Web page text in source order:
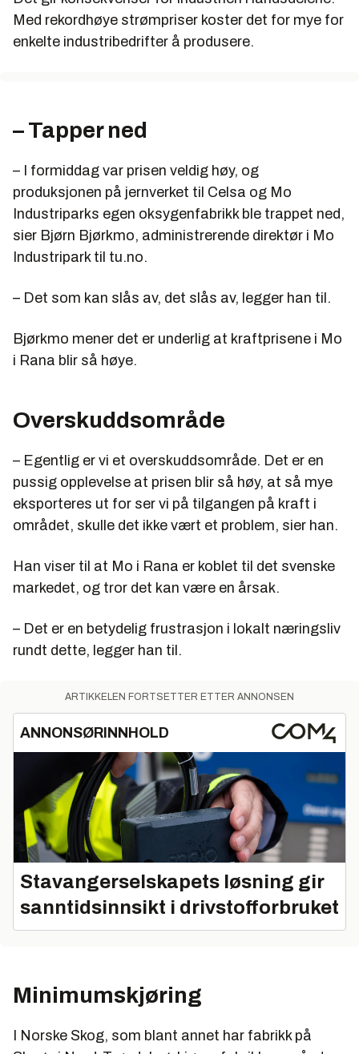
Med rekordhøye strømpriser koster det for mye for
enkelte industribedrifter å produsere.
– Tapper ned
– I formiddag var prisen veldig høy, og
produksjonen på jernverket til Celsa og Mo
Industriparks egen oksygenfabrikk ble trappet ned,
sier Bjørn Bjørkmo, administrerende direktør i Mo
Industripark til tu.no.
– Det som kan slås av, det slås av, legger han til.
Bjørkmo mener det er underlig at kraftprisene i Mo
i Rana blir så høye.
Overskuddsområde
– Egentlig er vi et overskuddsområde. Det er en
pussig opplevelse at prisen blir så høy, at så mye
eksporteres ut for ser vi på tilgangen på kraft i
området, skulle det ikke vært et problem, sier han.
Han viser til at Mo i Rana er koblet til det svenske
markedet, og tror det kan være en årsak.
– Det er en betydelig frustrasjon i lokalt næringsliv
rundt dette, legger han til.
ARTIKKELEN FORTSETTER ETTER ANNONSEN
ANNONSØRINNHOLD
Stavangerselskapets løsning gir
sanntidsinnsikt i drivstofforbruket
Minimumskjøring
I Norske Skog, som blant annet har fabrikk på